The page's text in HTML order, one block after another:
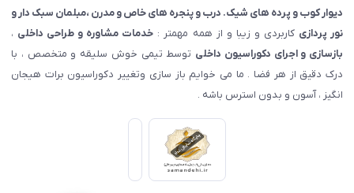
دیوار کوب و پرده های شیک. درب و پنجره های خاص و مدرن ،مبلمان سبک دار و
نور پردازی کاربردی و زیبا و از همه مهمتر : خدمات مشاوره و طراحی داخلی ،
بازسازی و اجرای دکوراسیون داخلی توسط تیمی خوش سلیقه و متخصص ، با
درک دقیق از هر فضا . ما می خوایم باز سازی وتغییر دکوراسیون برات هیجان
انگیز ، آسون و بدون استرس باشه .